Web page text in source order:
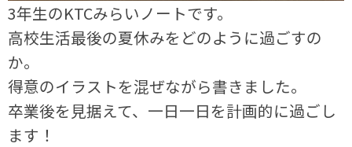
3年生のKTCみらいノートです。
高校生活最後の夏休みをどのように過ごすの
か。
得意のイラストを混ぜながら書きました。
卒業後を見据えて、一日一日を計画的に過ごし
ます！